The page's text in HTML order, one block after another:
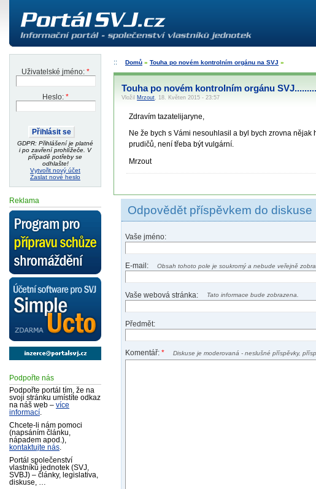
Uživatelské jméno: *
Heslo: *
GDPR: Přihlášení je platné
i po zavření prohlížeče. V
případě potřeby se
odhlašte!
Vytvořit nový účet
Zaslat nové heslo
Reklama
Podpořte nás
Podpořte portál tím, že na
svoji stránku umístíte odkaz
na náš web – více
informací
Chcete-li nám pomoci
(napsáním článku,
nápadem apod.),
kontaktujte nás
Portál společenství
vlastníků jednotek (SVJ,
SVBJ) – články, legislativa,
diskuse, …
Domů » Touha po novém kontrolním orgánu na SVJ »
Touha po novém kontrolním orgánu
Vložil Mrzout, 18. Květen 2015 - 23:57
Zdravím tazatelijaryne,
Ne že bych s Vámi nesouhlasil a byl bych zrovna
prudičů, není třeba být vulgární.
Mrzout
Odpovědět příspěvkem do diskuse
Vaše jméno:
E-mail: Obsah tohoto pole je soukromý a nebude veřejně
Vaše webová stránka: Tato informace bude zobrazena.
Předmět:
Komentář:* Diskuse je moderovaná - neslušné příspěvky,